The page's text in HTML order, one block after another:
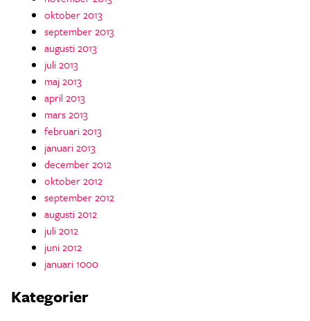
oktober 2013
september 2013
augusti 2013
juli 2013
maj 2013
april 2013
mars 2013
februari 2013
januari 2013
december 2012
oktober 2012
september 2012
augusti 2012
juli 2012
juni 2012
januari 1000
Kategorier